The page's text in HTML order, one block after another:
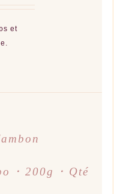
et
･ 200g ･ Qté